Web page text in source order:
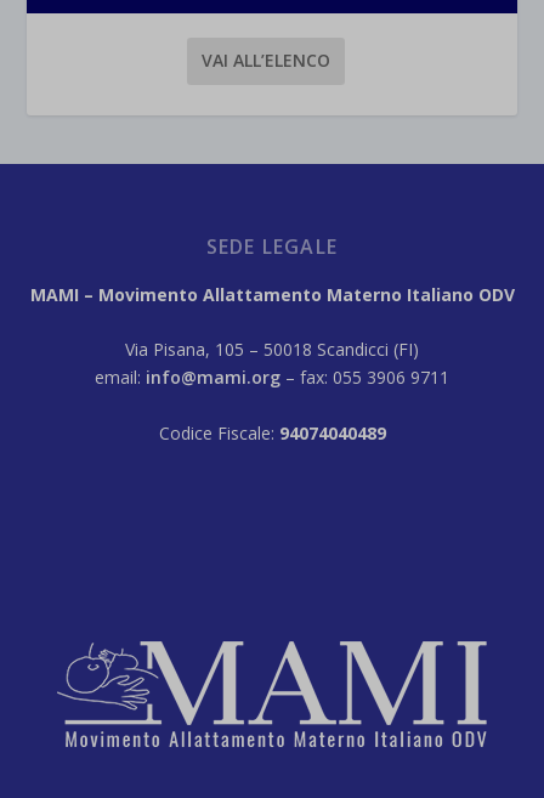
VAI ALL’ELENCO
SEDE LEGALE
MAMI – Movimento Allattamento Materno Italiano ODV
Via Pisana, 105 – 50018 Scandicci (FI)
email: info@mami.org – fax: 055 3906 9711
Codice Fiscale: 94074040489